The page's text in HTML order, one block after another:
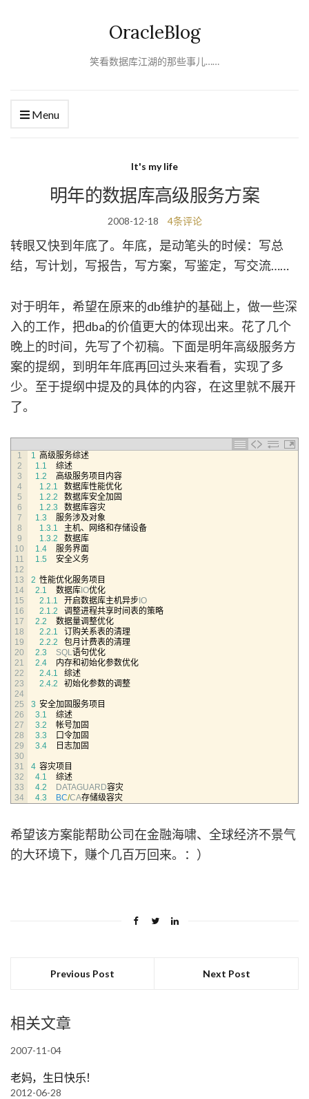
OracleBlog
笑看数据库江湖的那些事儿……
Menu
It's my life
明年的数据库高级服务方案
2008-12-18 4条评论
转眼又快到年底了。年底，是动笔头的时候：写总
结，写计划，写报告，写方案，写鉴定，写交流……
对于明年，希望在原来的db维护的基础上，做一些深
入的工作，把dba的价值更大的体现出来。花了几个
晚上的时间，先写了个初稿。下面是明年高级服务方
案的提纲，到明年年底再回过头来看看，实现了多
少。至于提纲中提及的具体的内容，在这里就不展开
了。
1
2
3
4
5
6
7
8
9
10
11
12
13
14
15
16
17
18
19
20
21
22
23
24
25
26
27
28
29
30
31
32
33
34
1 高级服务综述
1.1
综述
1.2
高级服务项目内容
1.2.1
数据库性能优化
1.2.2
数据库安全加固
1.2.3
数据库容灾
1.3
服务涉及对象
1.3.1
主机、网络和存储设备
1.3.2
数据库
1.4
服务界面
1.5
安全义务
2 性能优化服务项目
2.1
数据库 IO优化
2.1.1
开启数据库主机异步 IO
2.1.2
调整进程共享时间表的策略
2.2
数据量调整优化
2.2.1
订购关系表的清理
2.2.2
包月计费表的清理
2.3
SQL语句优化
2.4
内存和初始化参数优化
2.4.1
综述
2.4.2
初始化参数的调整
3 安全加固服务项目
3.1
综述
3.2
帐号加固
3.3
口令加固
3.4
日志加固
4 容灾项目
4.1
综述
4.2
DATAGUARD容灾
4.3
BC/CA存储级容灾
希望该方案能帮助公司在金融海啸、全球经济不景气
的大环境下，赚个几百万回来。：）
Previous Post Next Post
相关文章
2007-11-04
老妈，生日快乐！
2012-06-28